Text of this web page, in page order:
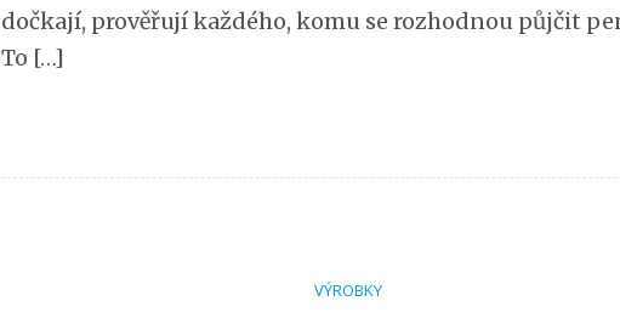
dočkají, prověřují každého, komu se rozhodnou půjčit
To […]
VÝROBKY